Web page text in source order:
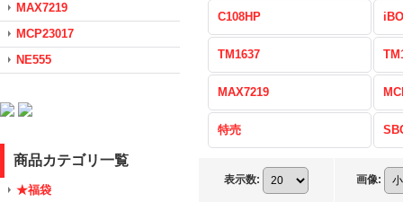
MAX7219
MCP23017
NE555
商品カテゴリ一覧
★福袋
C108HP
TM1637
MAX7219
特売
表示数: 画像: